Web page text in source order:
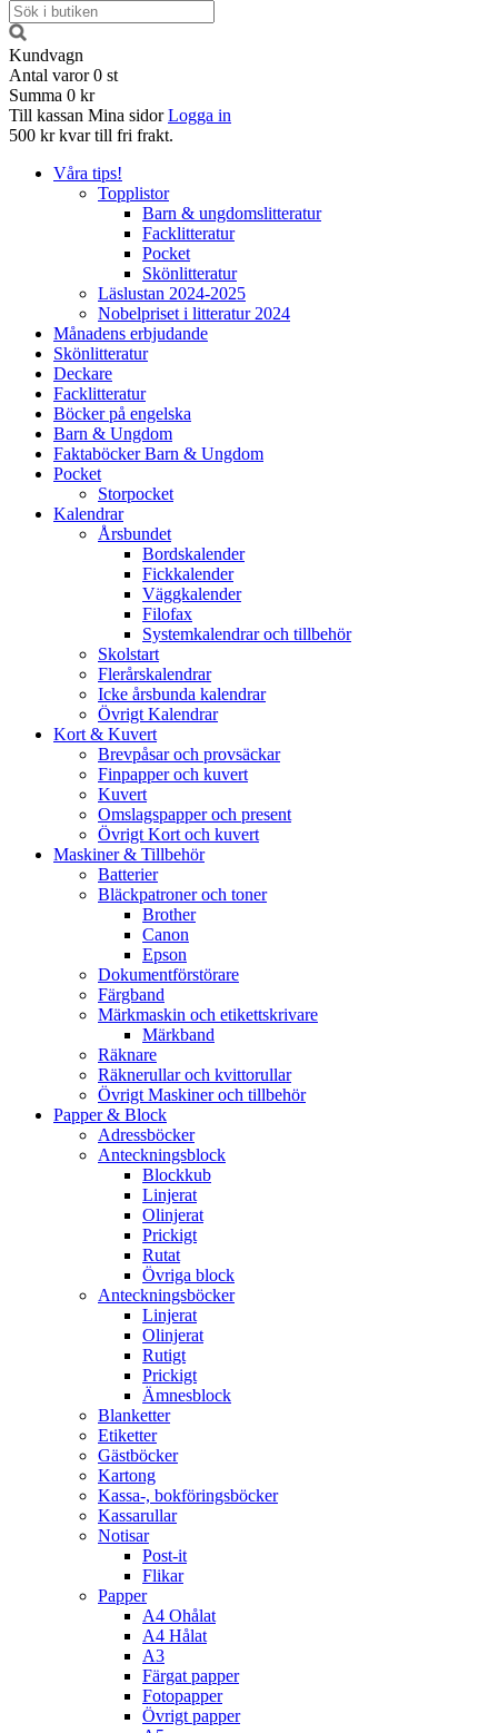
Kundvagn
Antal varor 0 st
Summa 0 kr
Till kassan Mina sidor Logga in
500 kr kvar till fri frakt.
Våra tips!
Topplistor
Barn & ungdomslitteratur
Facklitteratur
Pocket
Skönlitteratur
Läslustan 2024-2025
Nobelpriset i litteratur 2024
Månadens erbjudande
Skönlitteratur
Deckare
Facklitteratur
Böcker på engelska
Barn & Ungdom
Faktaböcker Barn & Ungdom
Pocket
Storpocket
Kalendrar
Årsbundet
Bordskalender
Fickkalender
Väggkalender
Filofax
Systemkalendrar och tillbehör
Skolstart
Flerårskalendrar
Icke årsbunda kalendrar
Övrigt Kalendrar
Kort & Kuvert
Brevpåsar och provsäckar
Finpapper och kuvert
Kuvert
Omslagspapper och present
Övrigt Kort och kuvert
Maskiner & Tillbehör
Batterier
Bläckpatroner och toner
Brother
Canon
Epson
Dokumentförstörare
Färgband
Märkmaskin och etikettskrivare
Märkband
Räknare
Räknerullar och kvittorullar
Övrigt Maskiner och tillbehör
Papper & Block
Adressböcker
Anteckningsblock
Blockkub
Linjerat
Olinjerat
Prickigt
Rutat
Övriga block
Anteckningsböcker
Linjerat
Olinjerat
Rutigt
Prickigt
Ämnesblock
Blanketter
Etiketter
Gästböcker
Kartong
Kassa-, bokföringsböcker
Kassarullar
Notisar
Post-it
Flikar
Papper
A4 Ohålat
A4 Hålat
A3
Färgat papper
Fotopapper
Övrigt papper